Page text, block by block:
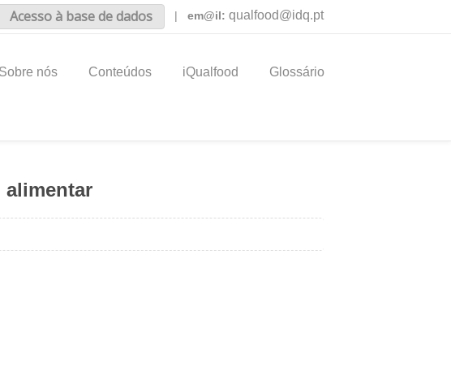
Acesso à base de dados | em@il: qualfood@idq.pt
Sobre nós Conteúdos iQualfood Glossário
alimentar